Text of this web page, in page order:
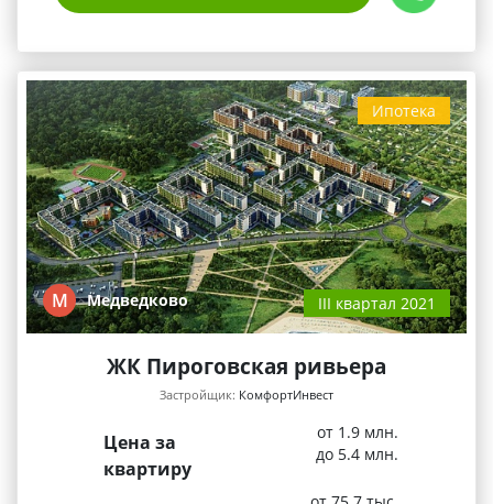
Ипотека
М Медведково III квартал 2021
ЖК Пироговская ривьера
Застройщик: КомфортИнвест
Цена за
квартиру
от 1.9 млн.
до 5.4 млн.